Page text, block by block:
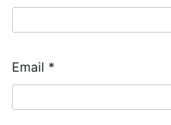
Email *